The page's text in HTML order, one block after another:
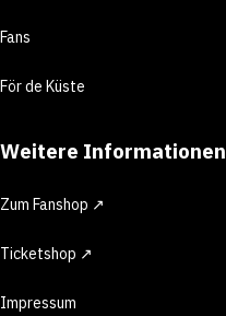
Fans
För de Küste
Weitere Informationen
Zum Fanshop ↗
Ticketshop ↗
Impressum